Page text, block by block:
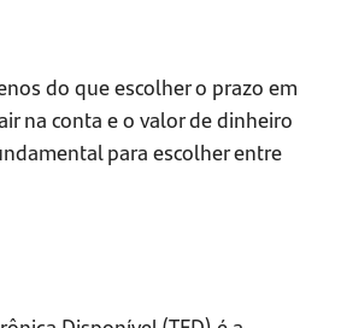
do que escolher o prazo em
na conta e o valor de dinheiro
para escolher entre